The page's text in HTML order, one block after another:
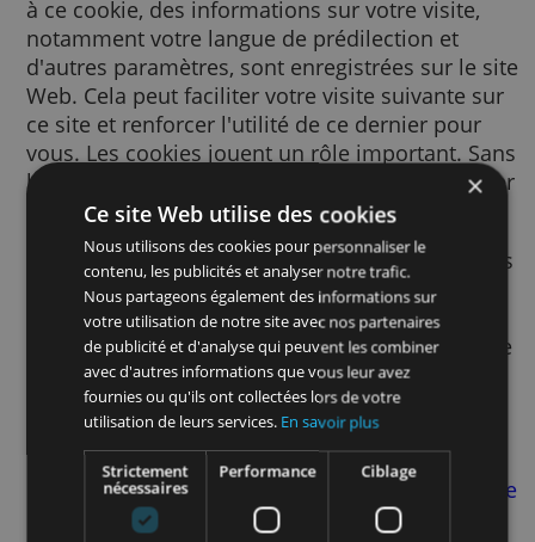
Un cookie est un petit fichier texte envoyé à
votre navigateur via le site Web consulté.
à ce cookie, des informations sur votre
notamment votre langue de prédilection et
d'autres paramètres, sont enregistrées sur
Web. Cela peut faciliter votre visite
ce site et renforcer l'utilité de ce dernier
vous. Les cookies jouent un rôle important.
les cookies, l'utilisation du Web pourrait
beaucoup plus frustrante.
Nous utilisons des cookies pour de
finalités. Par exemple, nous y avons recours
pour mémoriser vos paramètres
afin d’améliorer la pertinence des
vous voyez, afin de mesurer le nombre de
visiteurs d’une page, afin de vous aider à
Ce site Web utilise des cookies
Nous utilisons des cookies pour personnaliser le
contenu, les publicités et analyser notre trafic.
Nous partageons également des informations sur
votre utilisation de notre site avec nos partenaires
de publicité et d'analyse qui peuvent les combiner
avec d'autres informations que vous leur avez
fournies ou qu'ils ont collectées lors de votre